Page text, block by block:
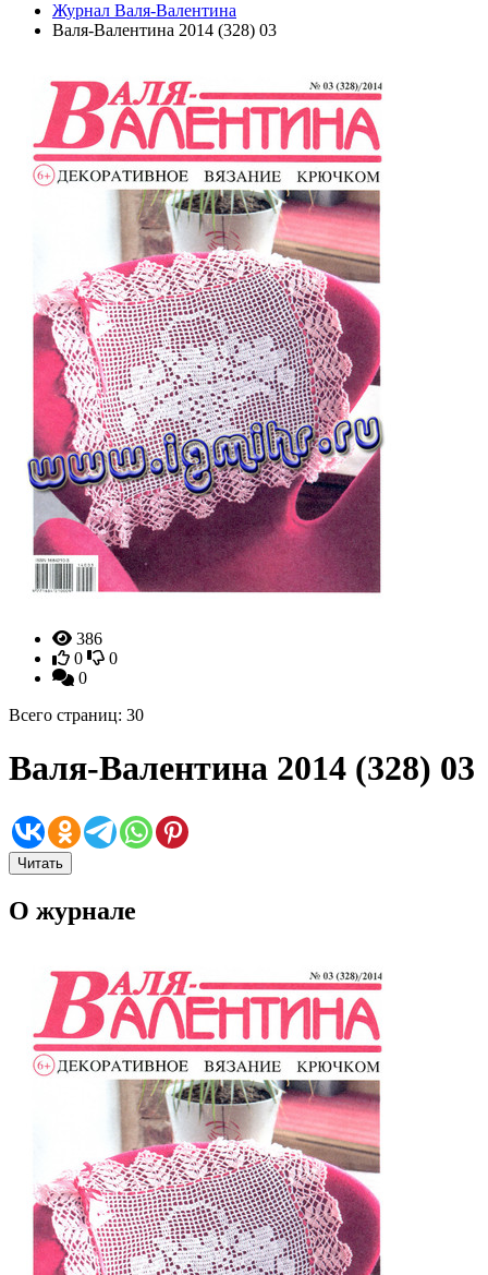
Журнал Валя-Валентина
Валя-Валентина 2014 (328) 03
386
0
0
0
Всего страниц: 30
Валя-Валентина 2014 (328) 03
Читать
О журнале